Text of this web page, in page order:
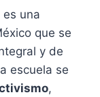
es una
que se
y de
escuela se
,